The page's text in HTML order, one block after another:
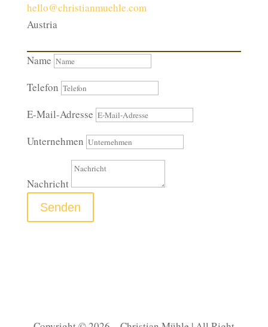
hello@christianmuehle.com
Austria
Name
Telefon
E-Mail-Adresse
Unternehmen
Nachricht
Senden